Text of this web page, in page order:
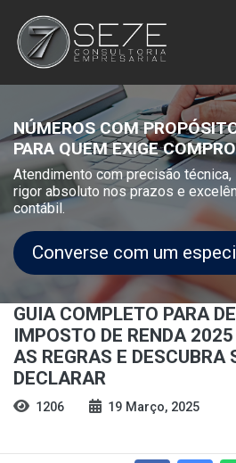
NÚMEROS COM
PARA QUEM EXIGE
Atendimento com precisão
rigor absoluto nos prazos e
contábil.
Converse com um
GUIA COMPLETO PARA
IMPOSTO DE RENDA
AS REGRAS E DESCUBRA
DECLARAR
1206 19 Março, 2025